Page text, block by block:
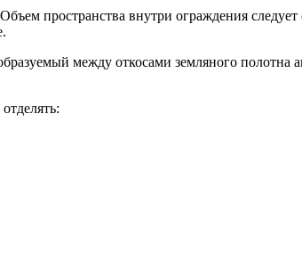
пространства внутри ограждения следует
между откосами земляного полотна